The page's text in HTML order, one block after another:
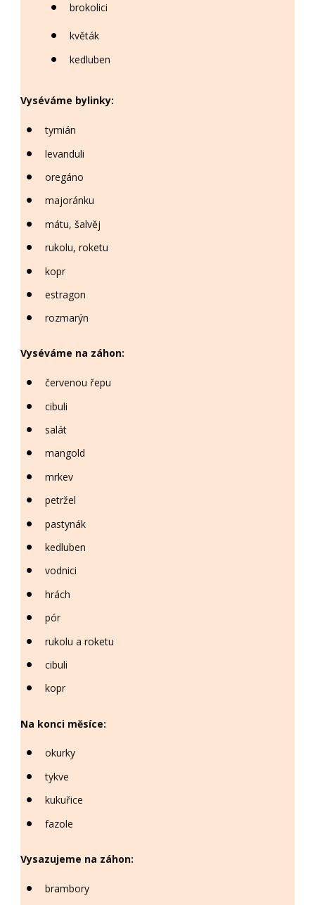
brokolici
květák
kedluben
Vyséváme bylinky:
tymián
levanduli
oregáno
majoránku
mátu, šalvěj
rukolu, roketu
kopr
estragon
rozmarýn
Vyséváme na záhon:
červenou řepu
cibuli
salát
mangold
mrkev
petržel
pastynák
kedluben
vodnici
hrách
pór
rukolu a roketu
cibuli
kopr
Na konci měsíce:
okurky
tykve
kukuřice
fazole
Vysazujeme na záhon:
brambory